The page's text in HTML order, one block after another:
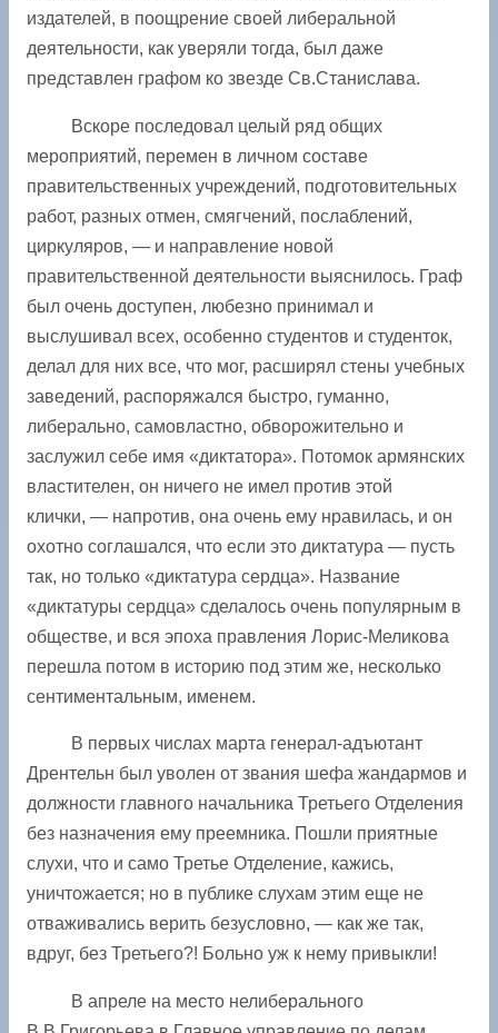
издателей, в поощрение своей либеральной
деятельности, как уверяли тогда, был даже
представлен графом ко звезде Св.Станислава.
Вскоре последовал целый ряд общих
мероприятий, перемен в личном составе
правительственных учреждений, подготовительных
работ, разных отмен, смягчений, послаблений,
циркуляров, — и направление новой
правительственной деятельности выяснилось. Граф
был очень доступен, любезно принимал и
выслушивал всех, особенно студентов и студенток,
делал для них все, что мог, расширял стены учебных
заведений, распоряжался быстро, гуманно,
либерально, самовластно, обворожительно и
заслужил себе имя «диктатора». Потомок армянских
властителен, он ничего не имел против этой
клички, — напротив, она очень ему нравилась, и он
охотно соглашался, что если это диктатура — пусть
так, но только «диктатура сердца». Название
«диктатуры сердца» сделалось очень популярным в
обществе, и вся эпоха правления Лорис-Меликова
перешла потом в историю под этим же, несколько
сентиментальным, именем.
В первых числах марта генерал-адъютант
Дрентельн был уволен от звания шефа жандармов и
должности главного начальника Третьего Отделения
без назначения ему преемника. Пошли приятные
слухи, что и само Третье Отделение, кажись,
уничтожается; но в публике слухам этим еще не
отваживались верить безусловно, — как же так,
вдруг, без Третьего?! Больно уж к нему привыкли!
В апреле на место нелиберального